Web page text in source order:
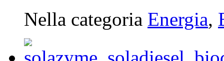
Nella categoria Energia,